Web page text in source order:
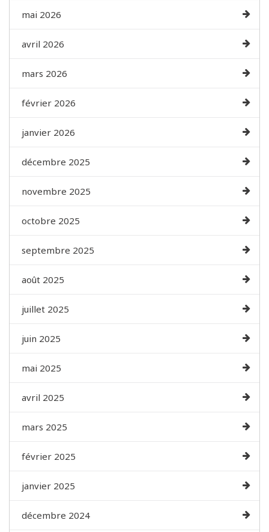
mai 2026
avril 2026
mars 2026
février 2026
janvier 2026
décembre 2025
novembre 2025
octobre 2025
septembre 2025
août 2025
juillet 2025
juin 2025
mai 2025
avril 2025
mars 2025
février 2025
janvier 2025
décembre 2024